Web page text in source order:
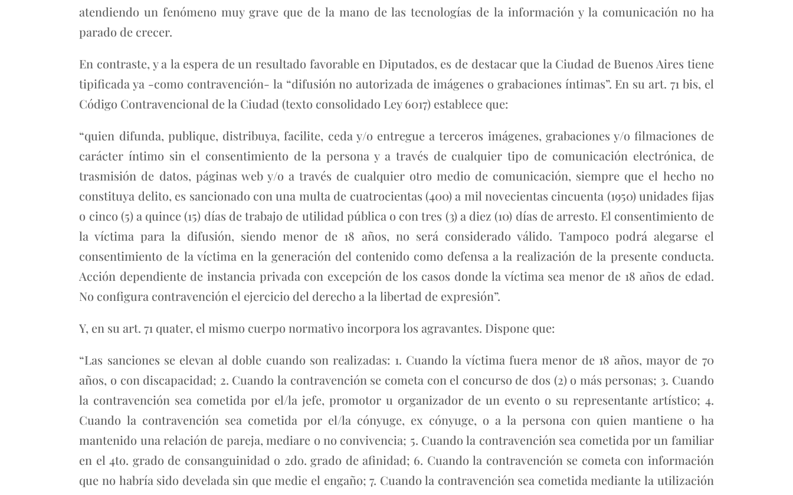
atendiendo un fenómeno muy grave que de la mano de las tecnologías de la información y la comunicación no ha
parado de crecer.
En contraste, y a la espera de un resultado favorable en Diputados, es de destacar que la Ciudad de Buenos Aires tiene
tipificada ya -como contravención- la “difusión no autorizada de imágenes o grabaciones íntimas”. En su art. 71 bis, el
Código Contravencional de la Ciudad (texto consolidado Ley 6017) establece que:
“quien difunda, publique, distribuya, facilite, ceda y/o entregue a terceros imágenes, grabaciones y/o filmaciones de
carácter íntimo sin el consentimiento de la persona y a través de cualquier tipo de comunicación electrónica, de
trasmisión de datos, páginas web y/o a través de cualquier otro medio de comunicación, siempre que el hecho no
constituya delito, es sancionado con una multa de cuatrocientas (400) a mil novecientas cincuenta (1950) unidades fijas
o cinco (5) a quince (15) días de trabajo de utilidad pública o con tres (3) a diez (10) días de arresto. El consentimiento de
la víctima para la difusión, siendo menor de 18 años, no será considerado válido. Tampoco podrá alegarse el
consentimiento de la víctima en la generación del contenido como defensa a la realización de la presente conducta.
Acción dependiente de instancia privada con excepción de los casos donde la víctima sea menor de 18 años de edad.
No configura contravención el ejercicio del derecho a la libertad de expresión”.
Y, en su art. 71 quater, el mismo cuerpo normativo incorpora los agravantes. Dispone que:
“Las sanciones se elevan al doble cuando son realizadas: 1. Cuando la víctima fuera menor de 18 años, mayor de 70
años, o con discapacidad; 2. Cuando la contravención se cometa con el concurso de dos (2) o más personas; 3. Cuando
la contravención sea cometida por el/la jefe, promotor u organizador de un evento o su representante artístico; 4.
Cuando la contravención sea cometida por el/la cónyuge, ex cónyuge, o a la persona con quien mantiene o ha
mantenido una relación de pareja, mediare o no convivencia; 5. Cuando la contravención sea cometida por un familiar
en el 4to. grado de consanguinidad o 2do. grado de afinidad; 6. Cuando la contravención se cometa con información
que no habría sido develada sin que medie el engaño; 7. Cuando la contravención sea cometida mediante la utilización